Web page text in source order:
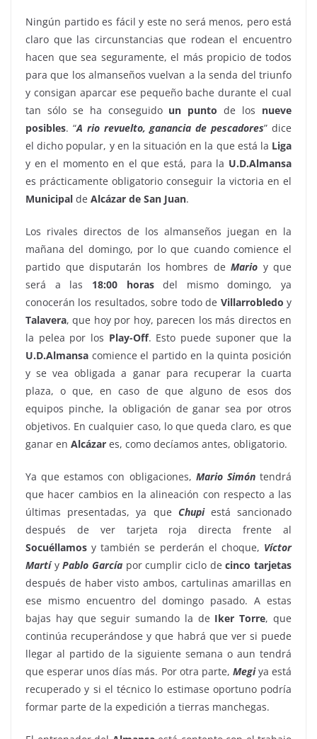
Ningún partido es fácil y este no será menos, pero está
claro que las circunstancias que rodean el encuentro
hacen que sea seguramente, el más propicio de todos
para que los almanseños vuelvan a la senda del triunfo
y consigan aparcar ese pequeño bache durante el cual
tan sólo se ha conseguido un punto de los nueve
posibles. “A rio revuelto, ganancia de pescadores” dice
el dicho popular, y en la situación en la que está la Liga
y en el momento en el que está, para la U.D.Almansa
es prácticamente obligatorio conseguir la victoria en el
Municipal de Alcázar de San Juan.
Los rivales directos de los almanseños juegan en la
mañana del domingo, por lo que cuando comience el
partido que disputarán los hombres de Mario y que
será a las 18:00 horasdel mismo domingo, ya
conocerán los resultados, sobre todo de Villarrobledo y
Talavera, que hoy por hoy, parecen los más directos en
la pelea por los Play-Off. Esto puede suponer que la
U.D.Almansa comience el partido en la quinta posición
y se vea obligada a ganar para recuperar la cuarta
plaza, o que, en caso de que alguno de esos dos
equipos pinche, la obligación de ganar sea por otros
objetivos. En cualquier caso, lo que queda claro, es que
ganar en Alcázar es, como decíamos antes, obligatorio.
Ya que estamos con obligaciones, Mario Simóntendrá
que hacer cambios en la alineación con respecto a las
últimas presentadas, ya que Chupiestá sancionado
después de ver tarjeta roja directa frente al
Socuéllamos y también se perderán el choque, Víctor
MartíyPablo García por cumplir ciclo decinco tarjetas
después de haber visto ambos, cartulinas amarillas en
ese mismo encuentro del domingo pasado. A estas
bajas hay que seguir sumando la de Iker Torre, que
continúa recuperándose y que habrá que ver si puede
llegar al partido de la siguiente semana o aun tendrá
que esperar unos días más. Por otra parte, Megiya está
recuperado y si el técnico lo estimase oportuno podría
formar parte de la expedición a tierras manchegas.